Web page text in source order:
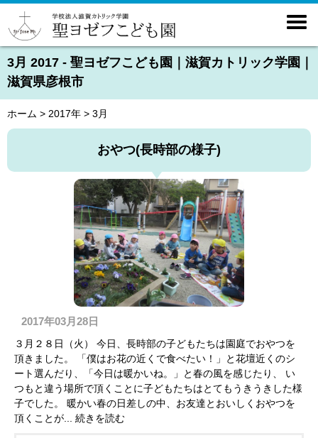

3月 2017 - 聖ヨゼフこども園｜滋賀カトリック学園｜
滋賀県彦根市
ホーム > 2017年 > 3月
おやつ(長時部の様子)
2017年03月28日
３月２８日（火） 今日、長時部の子どもたちは園庭でおやつを
頂きました。 「僕はお花の近くで食べたい！」と花壇近くのシ
ート選んだり、「今日は暖かいね。」と春の風を感じたり、 い
つもと違う場所で頂くことに子どもたちはとてもうきうきした様
子でした。 暖かい春の日差しの中、お友達とおいしくおやつを
頂くことが... 続きを読む